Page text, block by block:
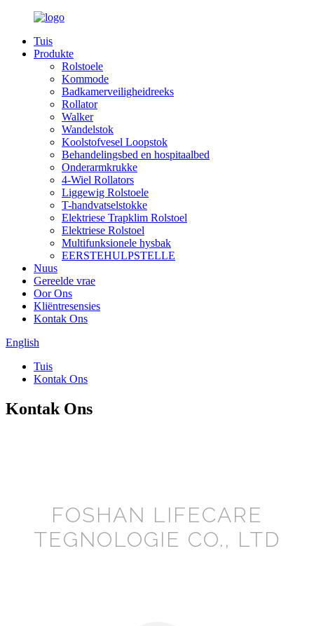
Tuis
Produkte
Rolstoele
Kommode
Badkamerveiligheidreeks
Rollator
Walker
Wandelstok
Koolstofvesel Loopstok
Behandelingsbed en hospitaalbed
Onderarmkrukke
4-Wiel Rollators
Liggewig Rolstoele
T-handvatselstokke
Elektriese Trapklim Rolstoel
Elektriese Rolstoel
Multifunksionele hysbak
EERSTEHULPSTELLE
Nuus
Gereelde vrae
Oor Ons
Kliëntresensies
Kontak Ons
English
Tuis
Kontak Ons
Kontak Ons
FOSHAN LIFECARE
TEGNOLOGIE CO., LTD